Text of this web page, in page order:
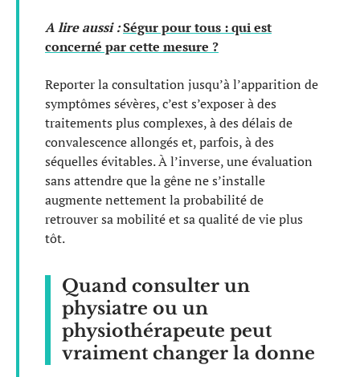
A lire aussi :Ségur pour tous : qui est
concerné par cette mesure ?
Reporter la consultation jusqu’à l’apparition de
symptômes sévères, c’est s’exposer à des
traitements plus complexes, à des délais de
convalescence allongés et, parfois, à des
séquelles évitables. À l’inverse, une évaluation
sans attendre que la gêne ne s’installe
augmente nettement la probabilité de
retrouver sa mobilité et sa qualité de vie plus
tôt.
Quand consulter un
physiatre ou un
physiothérapeute peut
vraiment changer la donne